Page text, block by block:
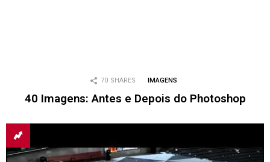
70 SHARES IMAGENS
40 Imagens: Antes e Depois do Photoshop